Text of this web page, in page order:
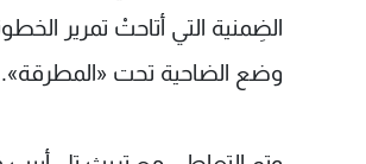
الضِمنية التي أتاحتْ تمرير
وضع الضاحية تحت «المطرقة».